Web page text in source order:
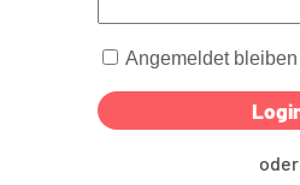
Angemeldet bleiben
oder